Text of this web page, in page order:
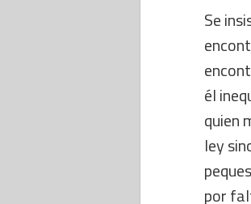
Se
él
quien
ley
por